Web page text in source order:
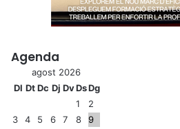
Agenda
agost 2026
Dl DtDc Dj DvDsDg
1
2
3
4 5 6 7 8
9